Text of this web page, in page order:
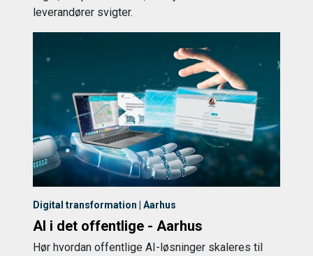
leverandører svigter.
Digital transformation | Aarhus
AI i det offentlige - Aarhus
Hør hvordan offentlige AI-løsninger skaleres til